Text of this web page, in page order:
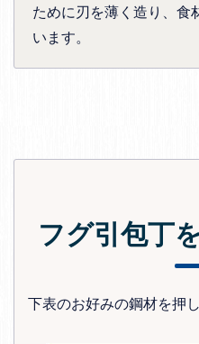
ために刃を薄く造り、食
います。
フグ引包丁
下表のお好みの鋼材を押